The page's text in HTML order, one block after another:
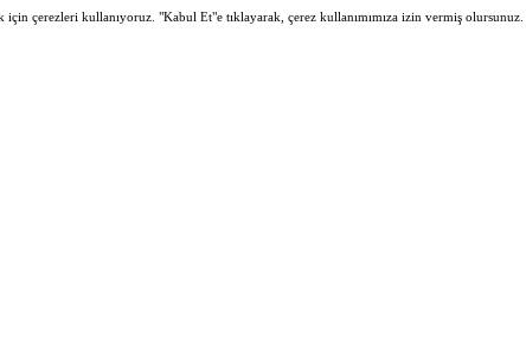
çerezleri kullanıyoruz. "Kabul Et"e tıklayarak, çerez kullanımımıza izin vermiş olursunuz.